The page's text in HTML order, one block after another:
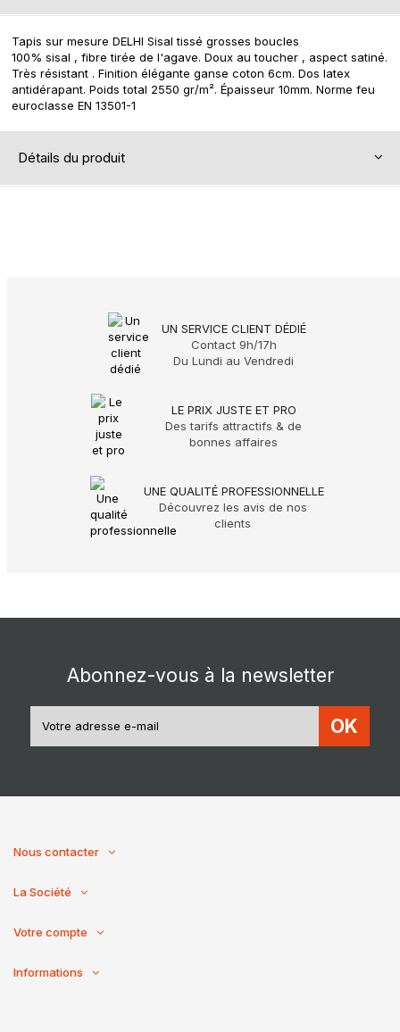
Tapis sur mesure DELHI Sisal tissé grosses boucles
100% sisal , fibre tirée de l'agave. Doux au toucher , aspect satiné.
Très résistant . Finition élégante ganse coton 6cm. Dos latex
antidérapant. Poids total 2550 gr/m². Épaisseur 10mm. Norme feu
euroclasse EN 13501-1
Détails du produit
UN SERVICE CLIENT DÉDIÉ
Contact 9h/17h
Du Lundi au Vendredi
LE PRIX JUSTE ET PRO
Des tarifs attractifs & de
bonnes affaires
UNE QUALITÉ PROFESSIONNELLE
Découvrez les avis de nos
clients
Abonnez-vous à la newsletter
OK
Nous contacter
La Société
Votre compte
Informations